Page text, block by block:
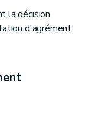
la décision
d'agrément.